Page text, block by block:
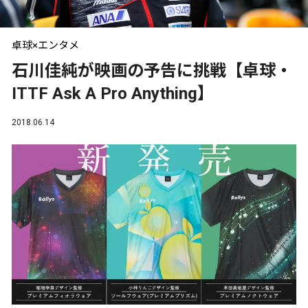
卓球×エンタメ
石川佳純が映画の予告に挑戦【卓球・
ITTF Ask A Pro Anything】
2018.06.14